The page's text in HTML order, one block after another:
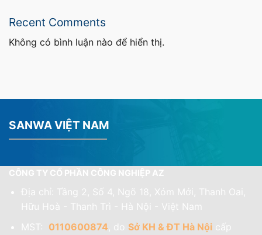
Recent Comments
Không có bình luận nào để hiển thị.
SANWA VIỆT NAM
CÔNG TY CỔ PHẦN CÔNG NGHIỆP AZ
Địa chỉ: Tầng 2, Số 4, Ngõ 18, Xóm Mới, Thanh Oai,
Hữu Hoà - Thanh Trì - Hà Nội - Việt Nam
MST: 0110600874, do Sở KH & ĐT Hà Nộicấp